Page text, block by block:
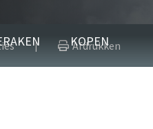
KOPEN
| Afdrukken